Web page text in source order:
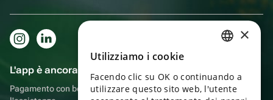
L'app è ancora più comoda!
Pagamento con bonus, autoconsegna, comoda chat con
ENGLISH
×
Utilizziamo i cookie
Facendo clic su OK o continuando a
utilizzare questo sito web, l'utente